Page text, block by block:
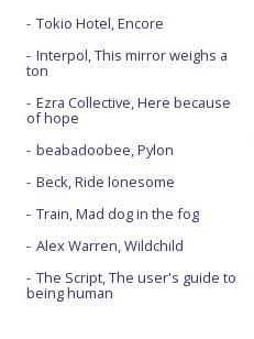
Tokio Hotel, Encore
Interpol, This mirror weighs a
ton
Ezra Collective, Here because
of hope
beabadoobee, Pylon
Beck, Ride lonesome
Train, Mad dog in the fog
Alex Warren, Wildchild
The Script, The user's guide to
being human